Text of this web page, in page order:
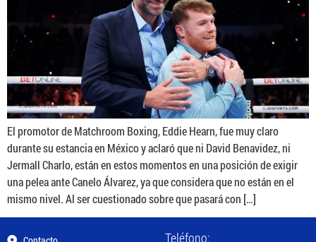
El promotor de Matchroom Boxing, Eddie Hearn, fue muy claro
durante su estancia en México y aclaró que ni David Benavidez, ni
Jermall Charlo, están en estos momentos en una posición de exigir
una pelea ante Canelo Álvarez, ya que considera que no están en el
mismo nivel. Al ser cuestionado sobre que pasará con […]
Teléfono: